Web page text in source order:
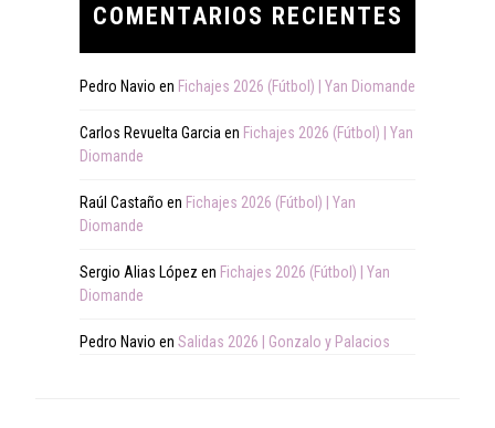
COMENTARIOS RECIENTES
Pedro Navio en Fichajes 2026 (Fútbol) | Yan Diomande
Carlos Revuelta Garcia en Fichajes 2026 (Fútbol) | Yan
Diomande
Raúl Castaño en Fichajes 2026 (Fútbol) | Yan
Diomande
Sergio Alias López en Fichajes 2026 (Fútbol) | Yan
Diomande
Pedro Navio en Salidas 2026 | Gonzalo y Palacios